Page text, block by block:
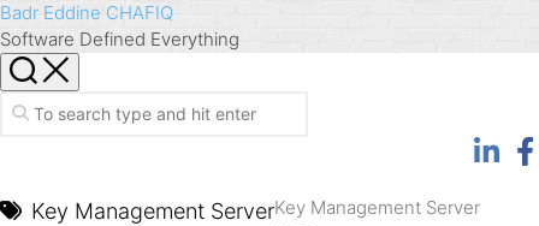
Skip
to
content
Badr Eddine CHAFIQ
Software Defined Everything
Key Management ServerKey Management Server